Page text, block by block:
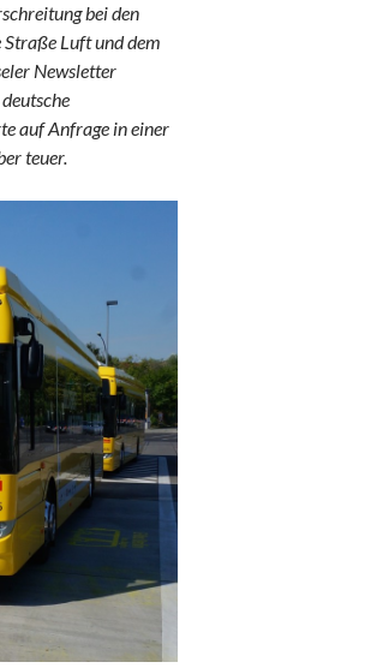
bei den
Luft und dem
Newsletter
auf Anfrage in einer
teuer.